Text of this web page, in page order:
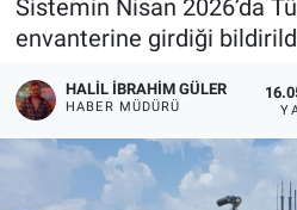
Sistemin Nisan 2026’da
envanterine girdiği
HALIL İBRAHIM GÜLER
HABER MÜDÜRÜ